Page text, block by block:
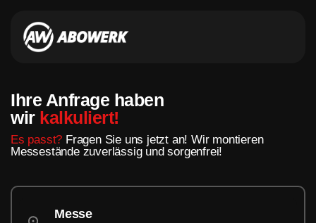
Ihre Anfrage haben
wir kalkuliert!
Es passt? Fragen Sie uns jetzt an! Wir montieren
Messestände zuverlässig und sorgenfrei!
Messe